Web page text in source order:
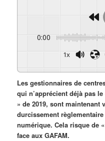
0:00
1x
Les gestionnaires de
qui n’apprécient déjà pas
» de 2019, sont maintenant
durcissement
numérique. Cela risque de
face aux GAFAM.